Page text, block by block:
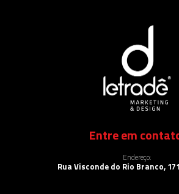
Entre em
Endereço:
Rua Visconde do Rio Branco,